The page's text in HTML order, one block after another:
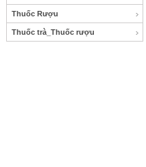
Thuốc Rượu
Thuốc trà_Thuốc rượu